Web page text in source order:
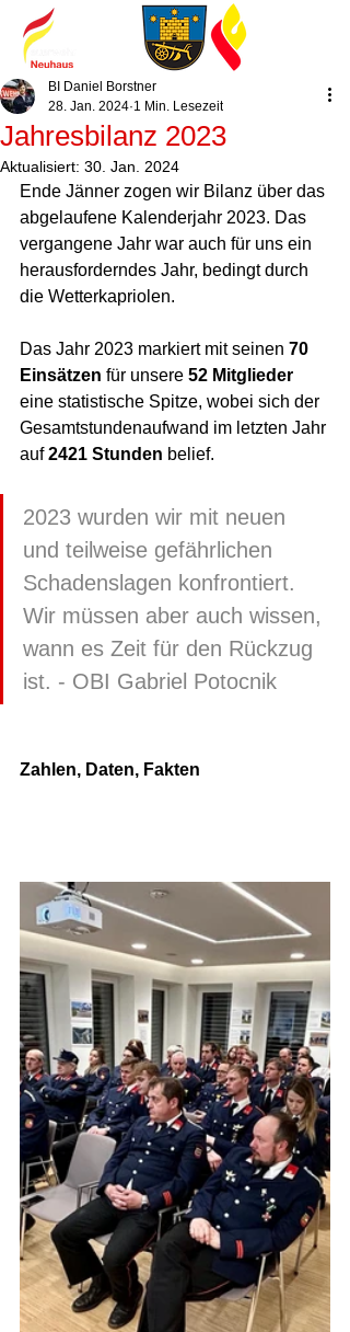
Jahresbilanz 2023
BI Daniel Borstner
28. Jan. 2024 1 Min. Lesezeit
Aktualisiert: 30. Jan. 2024
Ende Jänner zogen wir Bilanz über das
abgelaufene Kalenderjahr 2023. Das
vergangene Jahr war auch für uns ein
herausforderndes Jahr, bedingt durch
die Wetterkapriolen.
Das Jahr 2023 markiert mit seinen 70
Einsätzen für unsere 52 Mitglieder
eine statistische Spitze, wobei sich der
Gesamtstundenaufwand im letzten Jahr
auf 2421 Stunden belief.
2023 wurden wir mit neuen
und teilweise gefährlichen
Schadenslagen konfrontiert.
Wir müssen aber auch wissen,
wann es Zeit für den Rückzug
ist. - OBI Gabriel Potocnik
Zahlen, Daten, Fakten